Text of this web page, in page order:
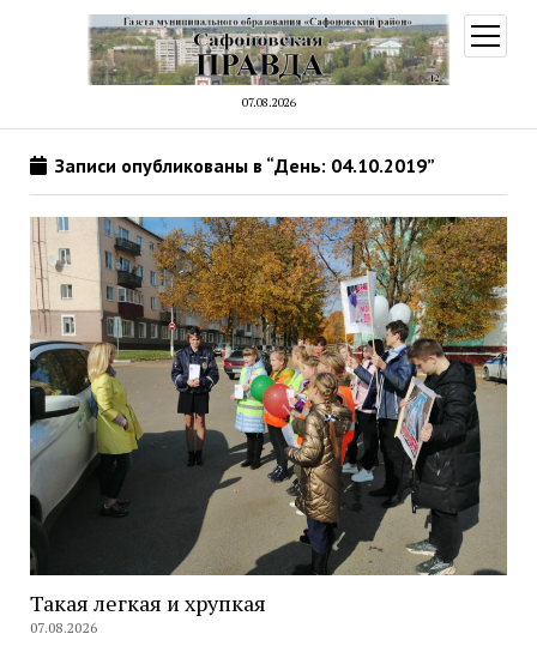
07.08.2026
меню
Записи опубликованы в “День: 04.10.2019”
Такая легкая и хрупкая
07.08.2026